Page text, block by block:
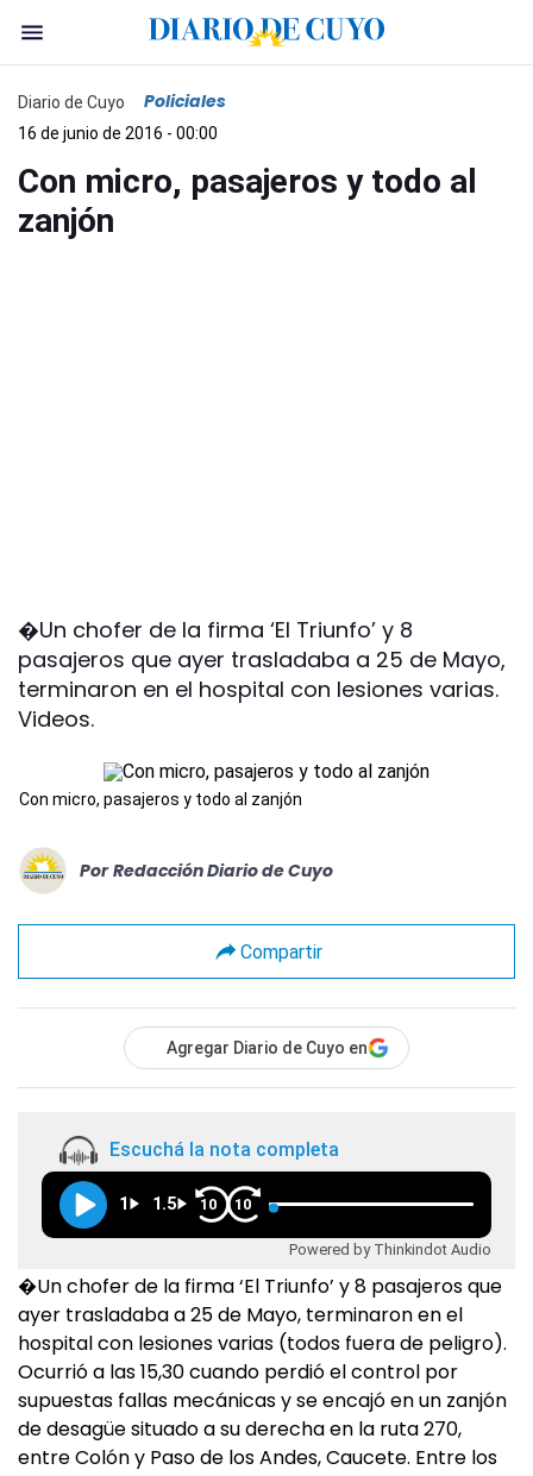
Diario de Cuyo Policiales
16 de junio de 2016 - 00:00
Con micro, pasajeros y todo al
zanjón
�Un chofer de la firma ‘El Triunfo’ y 8
pasajeros que ayer trasladaba a 25 de Mayo,
terminaron en el hospital con lesiones varias.
Videos.
Con micro, pasajeros y todo al zanjón
Por Redacción Diario de Cuyo
Compartir
Agregar Diario de Cuyo en
Escuchá la nota completa
1 1.5 10 10
Powered by Thinkindot Audio
�Un chofer de la firma ‘El Triunfo’ y 8 pasajeros que
ayer trasladaba a 25 de Mayo, terminaron en el
hospital con lesiones varias (todos fuera de peligro).
Ocurrió a las 15,30 cuando perdió el control por
supuestas fallas mecánicas y se encajó en un zanjón
de desagüe situado a su derecha en la ruta 270,
entre Colón y Paso de los Andes, Caucete. Entre los